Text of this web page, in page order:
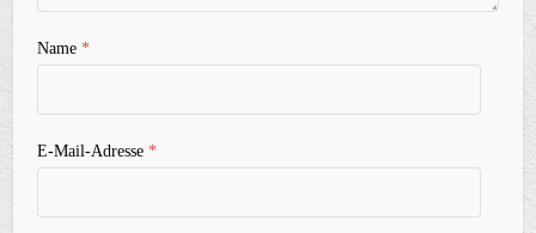
Name*
E-Mail-Adresse*